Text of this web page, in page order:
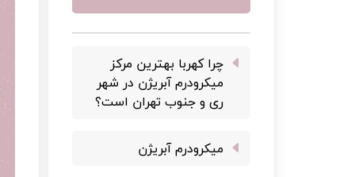
چرا کهربا بهترین مرکز
میکرودرم آبریژن در شهر
ری و جنوب تهران است؟
میکرودرم آبریژن